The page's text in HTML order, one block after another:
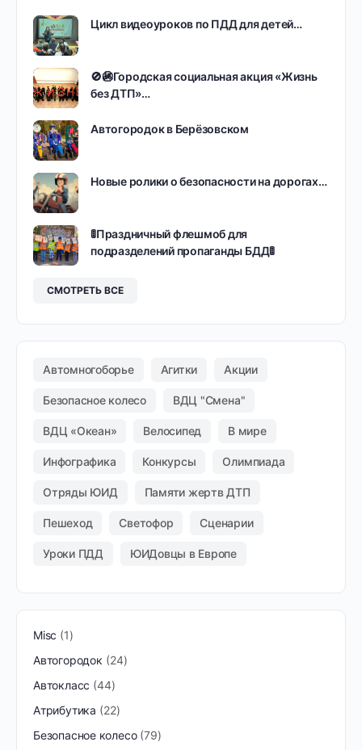
Цикл видеоуроков по ПДД для детей…
🚫🚳Городская социальная акция «Жизнь
без ДТП»…
Автогородок в Берёзовском
Новые ролики о безопасности на дорогах…
🚦Праздничный флешмоб для
подразделений пропаганды БДД🚦
СМОТРЕТЬ ВСЕ
Автомногоборье Агитки Акции
Безопасное колесо ВДЦ "Смена"
ВДЦ «Океан» Велосипед В мире
Инфографика Конкурсы Олимпиада
Отряды ЮИД Памяти жертв ДТП
Пешеход Светофор Сценарии
Уроки ПДД ЮИДовцы в Европе
Misc
1
Автогородок
24
Автокласс 44
Атрибутика
22
Безопасное колесо 79